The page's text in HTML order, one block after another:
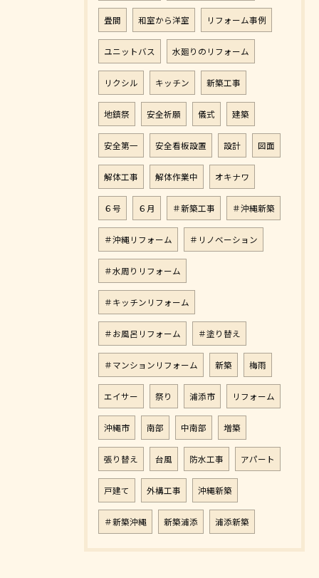
畳間 和室から洋室 リフォーム事例
ユニットバス 水廻りのリフォーム
リクシル キッチン 新築工事
地鎮祭 安全祈願 儀式 建築
安全第一 安全看板設置 設計 図面
解体工事 解体作業中 オキナワ
６号 ６月 ＃新築工事 ＃沖縄新築
＃沖縄リフォーム ＃リノベーション
＃水周りリフォーム
＃キッチンリフォーム
＃お風呂リフォーム ＃塗り替え
＃マンションリフォーム 新築 梅雨
エイサー 祭り 浦添市 リフォーム
沖縄市 南部 中南部 増築
張り替え 台風 防水工事 アパート
戸建て 外構工事 沖縄新築
＃新築沖縄 新築浦添 浦添新築